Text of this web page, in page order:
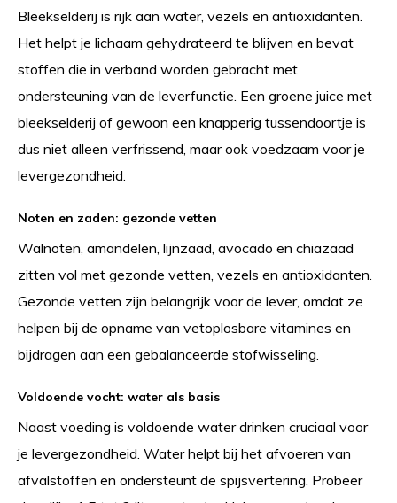
Bleekselderij is rijk aan water, vezels en antioxidanten.
Het helpt je lichaam gehydrateerd te blijven en bevat
stoffen die in verband worden gebracht met
ondersteuning van de leverfunctie. Een groene juice met
bleekselderij of gewoon een knapperig tussendoortje is
dus niet alleen verfrissend, maar ook voedzaam voor je
levergezondheid.
Noten en zaden: gezonde vetten
Walnoten, amandelen, lijnzaad, avocado en chiazaad
zitten vol met gezonde vetten, vezels en antioxidanten.
Gezonde vetten zijn belangrijk voor de lever, omdat ze
helpen bij de opname van vetoplosbare vitamines en
bijdragen aan een gebalanceerde stofwisseling.
Voldoende vocht: water als basis
Naast voeding is voldoende water drinken cruciaal voor
je levergezondheid. Water helpt bij het afvoeren van
afvalstoffen en ondersteunt de spijsvertering. Probeer